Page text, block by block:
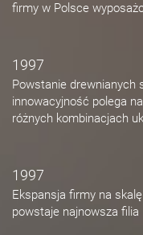
firmy w Polsce
1997
Powstanie drewnianych
innowacyjność polega
różnych kombinacjach
1997
Ekspansja firmy na
powstaje najnowsza filia